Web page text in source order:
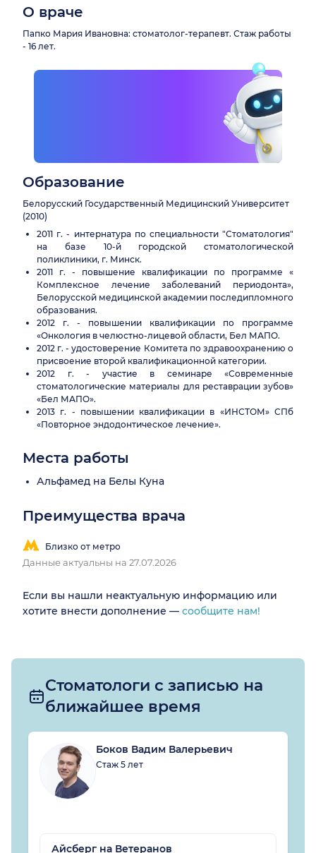
О враче
Папко Мария Ивановна: стоматолог-терапевт. Стаж работы
- 16 лет.
Образование
Белорусский Государственный Медицинский Университет
(2010)
2011 г. - интернатура по специальности "Стоматология"
на базе 10-й городской стоматологической
поликлиники, г. Минск.
2011 г. - повышение квалификации по программе «
Комплексное лечение заболеваний периодонта»,
Белорусской медицинской академии последипломного
образования.
2012 г. - повышении квалификации по программе
«Онкология в челюстно-лицевой области, Бел МАПО.
2012 г. - удостоверение Комитета по здравоохранению о
присвоение второй квалификационной категории.
2012 г. - участие в семинаре «Современные
стоматологические материалы для реставрации зубов»
«Бел МАПО».
2013 г. - повышении квалификации в «ИНСТОМ» СПб
«Повторное эндодонтическое лечение».
Места работы
Альфамед на Белы Куна
Преимущества врача
Близко от метро
Данные актуальны на 27.07.2026
Если вы нашли неактуальную информацию или
хотите внести дополнение — сообщите нам!
Стоматологи с записью на
ближайшее время
Боков Вадим Валерьевич
Стаж 5 лет
Айсберг на Ветеранов